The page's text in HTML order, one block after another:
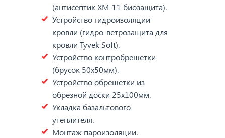
(антисептик ХМ-11 биозащита).
Устройство гидроизоляции
кровли (гидро-ветрозащита для
кровли Tyvek Soft).
Устройство контробрешетки
(брусок 50х50мм).
Устройство обрешетки из
обрезной доски 25х100мм.
Укладка базальтового
утеплителя.
Монтаж пароизоляции.